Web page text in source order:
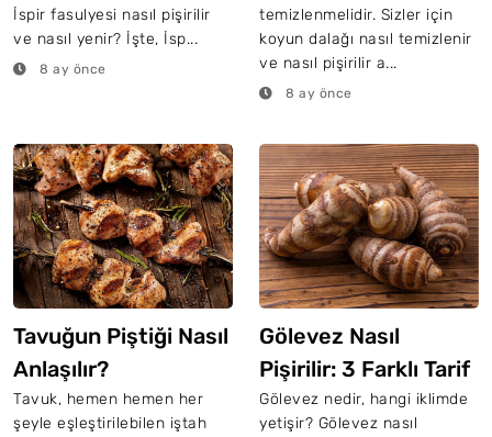
İspir fasulyesi nasıl pişirilir
ve nasıl yenir? İşte, İsp...
8 ay önce
temizlenmelidir. Sizler için
koyun dalağı nasıl temizlenir
ve nasıl pişirilir a...
8 ay önce
Tavuğun Piştiği Nasıl
Anlaşılır?
Tavuk, hemen hemen her
şeyle eşleştirilebilen iştah
Gölevez Nasıl
Pişirilir: 3 Farklı Tarif
Gölevez nedir, hangi iklimde
yetişir? Gölevez nasıl